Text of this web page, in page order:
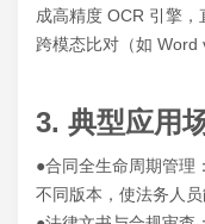
成高精度 OCR 引擎
跨模态比对（如 Word
3. 典型应用
●合同全生命周期管理
不同版本，使法务人员